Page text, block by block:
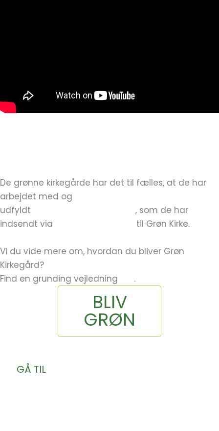
De grønne kirkegårde har det til fælles, at de har
arbejdet med og
udfyldt
, som de har
indsendt via
til Grøn Kirke.
Vi du vide mere om, hvordan du bliver Grøn
Kirkegård?
Find en grunding vejledning
.
BLIV
GRØN
GÅ TIL